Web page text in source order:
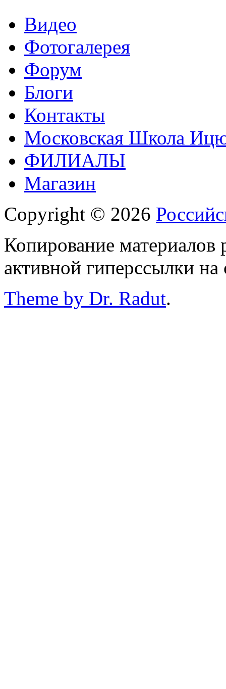
Видео
Фотогалерея
Форум
Блоги
Контакты
Московская Школа
ФИЛИАЛЫ
Магазин
Copyright © 2026
Копирование материалов
активной гиперссылки
Theme by Dr. Radut.